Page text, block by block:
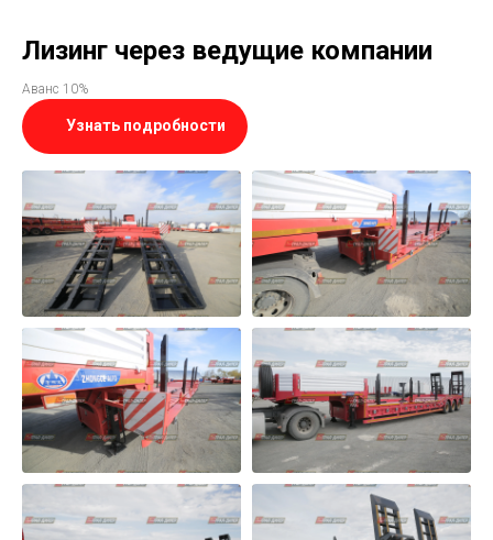
Лизинг через ведущие компании
Аванс 10%
Узнать подробности